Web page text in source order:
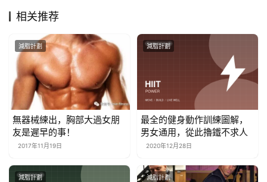
相关推荐
減脂計劃
無器械練出，胸部大過女朋
友是遲早的事！
2017年11月19日
減脂計劃
最全的健身動作訓練圖解，
男女通用，從此擼鐵不求人
2020年12月28日
減脂計劃 減脂計劃